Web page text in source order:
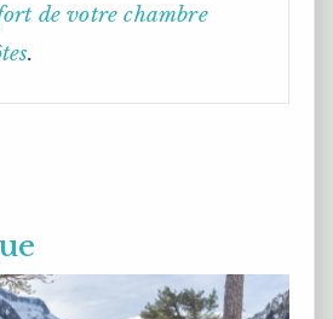
de votre chambre
.